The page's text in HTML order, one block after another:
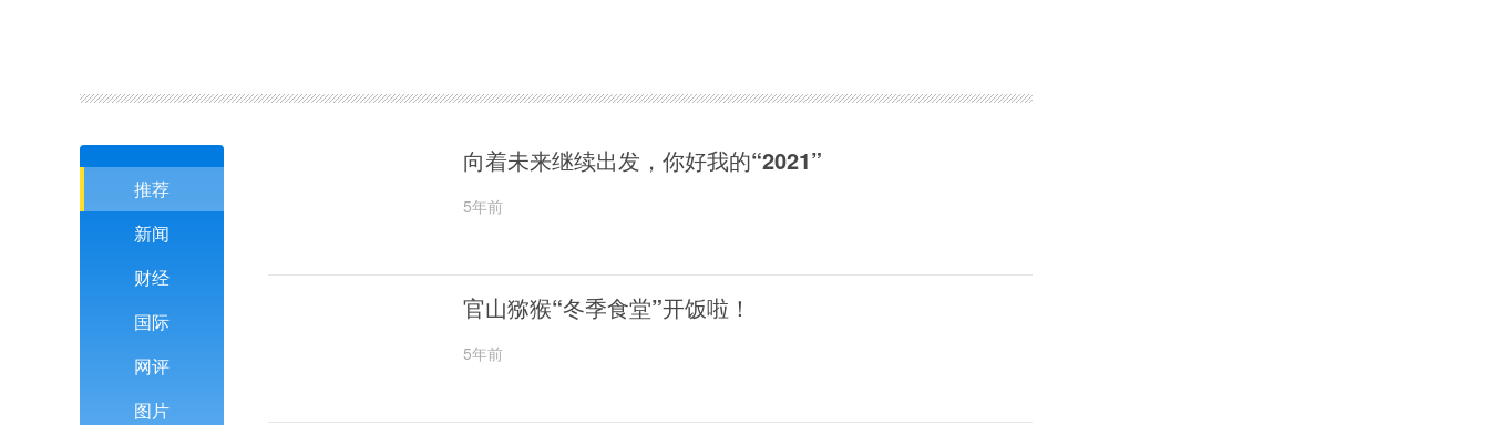
推荐
新闻
财经
国际
网评
图片
向着未来继续出发，你好我的“2021”
5年前
官山猕猴“冬季食堂”开饭啦！
5年前